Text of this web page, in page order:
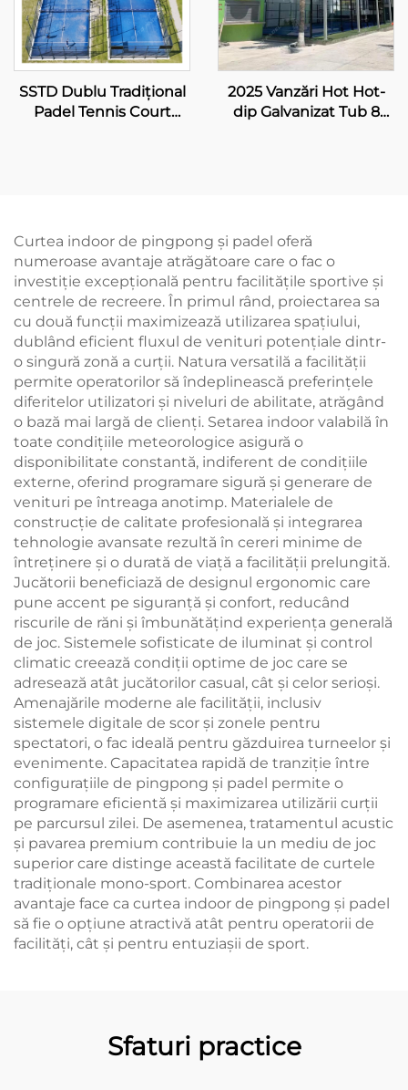
SSTD Dublu Tradițional
Padel Tennis Court
2025 Vanzări Hot Hot-
dip Galvanizat Tub 8
Curtea indoor de pingpong și padel oferă
numeroase avantaje atrăgătoare care o fac o
investiție excepțională pentru facilitățile sportive și
centrele de recreere. În primul rând, proiectarea sa
cu două funcții maximizează utilizarea spațiului,
dublând eficient fluxul de venituri potențiale dintr-
o singură zonă a curții. Natura versatilă a facilității
permite operatorilor să îndeplinească preferințele
diferitelor utilizatori și niveluri de abilitate, atrăgând
o bază mai largă de clienți. Setarea indoor valabilă în
toate condițiile meteorologice asigură o
disponibilitate constantă, indiferent de condițiile
externe, oferind programare sigură și generare de
venituri pe întreaga anotimp. Materialele de
construcție de calitate profesională și integrarea
tehnologie avansate rezultă în cereri minime de
întreținere și o durată de viață a facilității prelungită.
Jucătorii beneficiază de designul ergonomic care
pune accent pe siguranță și confort, reducând
riscurile de răni și îmbunătățind experiența generală
de joc. Sistemele sofisticate de iluminat și control
climatic creează condiții optime de joc care se
adresează atât jucătorilor casual, cât și celor serioși.
Amenajările moderne ale facilității, inclusiv
sistemele digitale de scor și zonele pentru
spectatori, o fac ideală pentru găzduirea turneelor și
evenimente. Capacitatea rapidă de tranziție între
configurațiile de pingpong și padel permite o
programare eficientă și maximizarea utilizării curții
pe parcursul zilei. De asemenea, tratamentul acustic
și pavarea premium contribuie la un mediu de joc
superior care distinge această facilitate de curtele
tradiționale mono-sport. Combinarea acestor
avantaje face ca curtea indoor de pingpong și padel
să fie o opțiune atractivă atât pentru operatorii de
facilități, cât și pentru entuziașii de sport.
Sfaturi practice